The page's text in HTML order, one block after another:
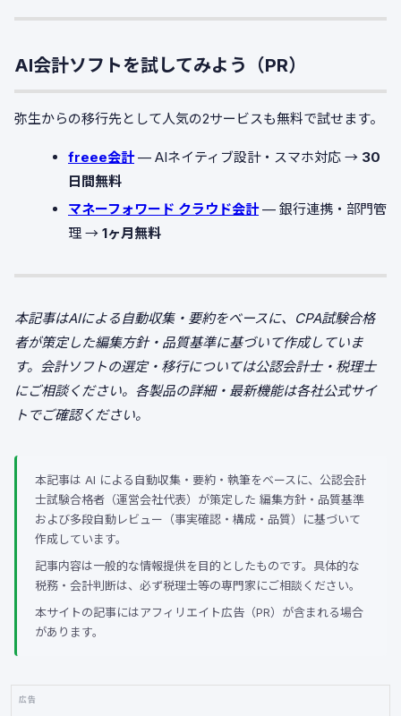
AI会計ソフトを試してみよう（PR）
弥生からの移行先として人気の2サービスも無料で試せます。
freee会計— AIネイティブ設計・スマホ対応 → 30
日間無料
マネーフォワード クラウド会計— 銀行連携・部門管
理 → 1ヶ月無料
本記事はAIによる自動収集・要約をベースに、CPA試験合格
者が策定した編集方針・品質基準に基づいて作成していま
す。会計ソフトの選定・移行については公認会計士・税理士
にご相談ください。各製品の詳細・最新機能は各社公式サイ
トでご確認ください。
本記事は AI による自動収集・要約・執筆をベースに、公認会計
士試験合格者（運営会社代表）が策定した 編集方針・品質基準
および多段自動レビュー（事実確認・構成・品質）に基づいて
作成しています。
記事内容は一般的な情報提供を目的としたものです。具体的な
税務・会計判断は、必ず税理士等の専門家にご相談ください。
本サイトの記事にはアフィリエイト広告（PR）が含まれる場合
があります。
広告